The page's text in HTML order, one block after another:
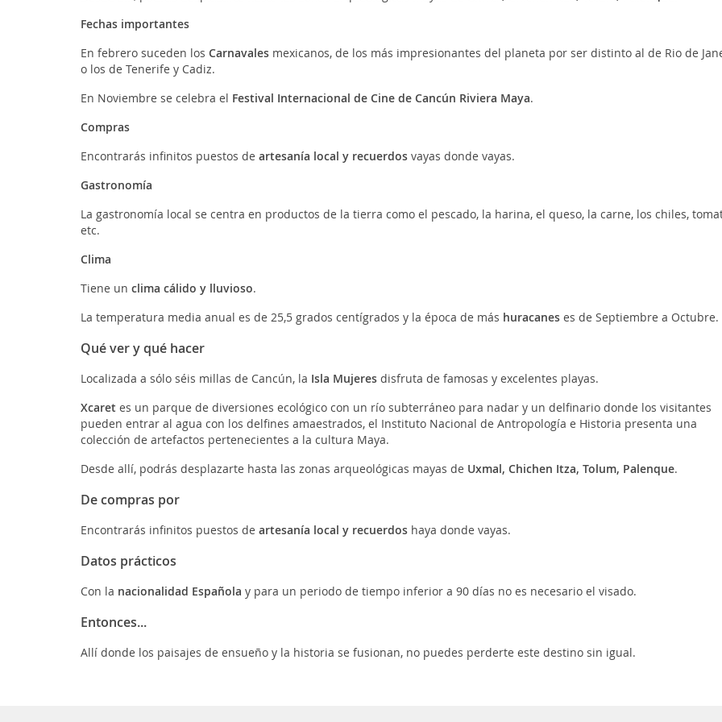
Fechas importantes
En febrero suceden los Carnavalesmexicanos, de los más impresionantes del planeta por ser distinto al de Rio de
o los de Tenerife y Cadiz.
En Noviembre se celebra el Festival Internacional de Cine de Cancún Riviera Maya.
Compras
Encontrarás infinitos puestos de artesanía local y recuerdosvayas donde vayas.
Gastronomía
La gastronomía local se centra en productos de la tierra como el pescado, la harina, el queso, la carne, los chiles,
etc.
Clima
Tiene un clima cálido y lluvioso.
La temperatura media anual es de 25,5 grados centígrados y la época de más huracaneses de Septiembre a Octubre.
Qué ver y qué hacer
Localizada a sólo séis millas de Cancún, la Isla Mujeresdisfruta de famosas y excelentes playas.
Xcaret es un parque de diversiones ecológico con un río subterráneo para nadar y un delfinario donde los visitantes
pueden entrar al agua con los delfines amaestrados, el Instituto Nacional de Antropología e Historia presenta una
colección de artefactos pertenecientes a la cultura Maya.
Desde allí, podrás desplazarte hasta las zonas arqueológicas mayas de Uxmal, Chichen Itza, Tolum, Palenque.
De compras por
Encontrarás infinitos puestos de artesanía local y recuerdoshaya donde vayas.
Datos prácticos
Con la nacionalidad Española y para un periodo de tiempo inferior a 90 días no es necesario el visado.
Entonces...
Allí donde los paisajes de ensueño y la historia se fusionan, no puedes perderte este destino sin igual.